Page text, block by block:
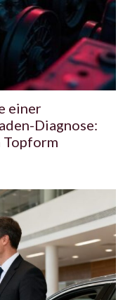
einer
Diagnose:
Topform